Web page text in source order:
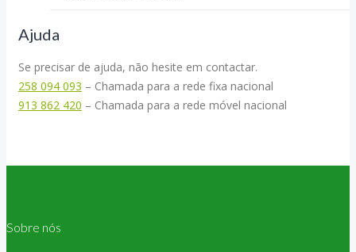
Ajuda
Se precisar de ajuda, não hesite em contactar.
258 094 093 – Chamada para a rede fixa nacional
913 862 420 – Chamada para a rede móvel nacional
Sobre nós